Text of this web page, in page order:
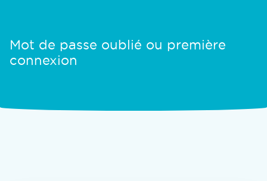
Mot de passe oublié ou première
connexion